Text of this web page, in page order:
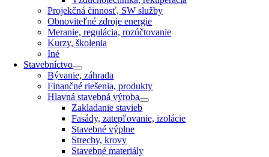
Projekčná činnosť, SW služby
Obnoviteľné zdroje energie
Meranie, regulácia, rozúčtovanie
Kurzy, školenia
Iné
Stavebníctvo
Bývanie, záhrada
Finančné riešenia, produkty
Hlavná stavebná výroba
Zakladanie stavieb
Fasády, zatepľovanie, izolácie
Stavebné výplne
Strechy, krovy
Stavebné materiály